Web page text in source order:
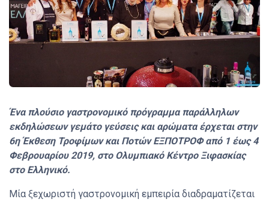
Ένα πλούσιο γαστρονομικό πρόγραμμα παράλληλων
εκδηλώσεων γεμάτο γεύσεις και αρώματα έρχεται στην
6η Έκθεση Τροφίμων και Ποτών ΕΞΠΟΤΡΟΦ από 1 έως 4
Φεβρουαρίου 2019, στο Ολυμπιακό Κέντρο Ξιφασκίας
στο Ελληνικό.
Μία ξεχωριστή γαστρονομική εμπειρία διαδραματίζεται